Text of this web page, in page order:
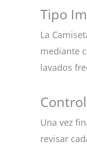
Tipo
La
mediante
lavados
Una vez
revisar